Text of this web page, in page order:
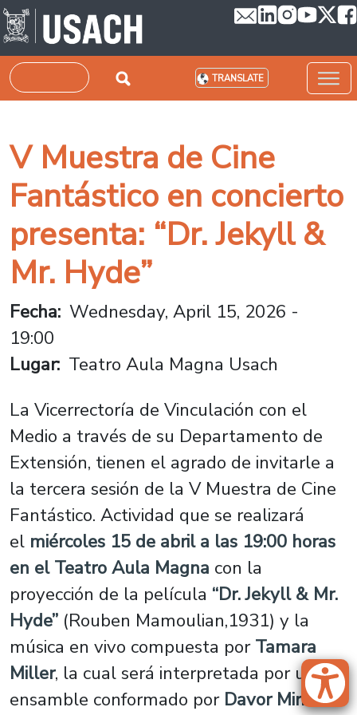
Skip to main content
Search TRANSLATE
V Muestra de Cine
Fantástico en concierto
presenta: “Dr. Jekyll &
Mr. Hyde”
Fecha Wednesday, April 15, 2026 -
19:00
Lugar Teatro Aula Magna Usach
La Vicerrectoría de Vinculación con el
Medio a través de su Departamento de
Extensión, tienen el agrado de invitarle a
la tercera sesión de la V Muestra de Cine
Fantástico. Actividad que se realizará
el miércoles 15 de abril a las 19:00 horas
en el Teatro Aula Magna con la
proyección de la película “Dr. Jekyll & Mr.
Hyde” (Rouben Mamoulian,1931) y la
música en vivo compuesta porTamara
Miller, la cual será interpretada por un
ensamble conformado por Davor Miric